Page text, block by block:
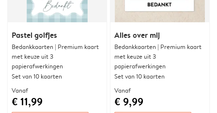
Pastel golfjes
Bedankkaarten | Premium kaart
met keuze uit 3
papierafwerkingen
Set van 10 kaarten
Vanaf
€ 11,99
Alles over mij
Bedankkaarten | Premium kaart
met keuze uit 3
papierafwerkingen
Set van 10 kaarten
Vanaf
€ 9,99